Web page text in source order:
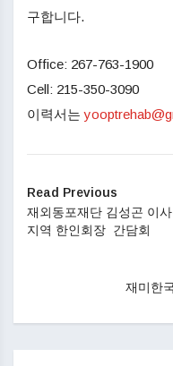
구합니다.
Office: 267-763-1900
Cell: 215-350-3090
이력서는
Read Previous
재외동포재단 김성곤 이
지역 한인회장 간담회
재미한